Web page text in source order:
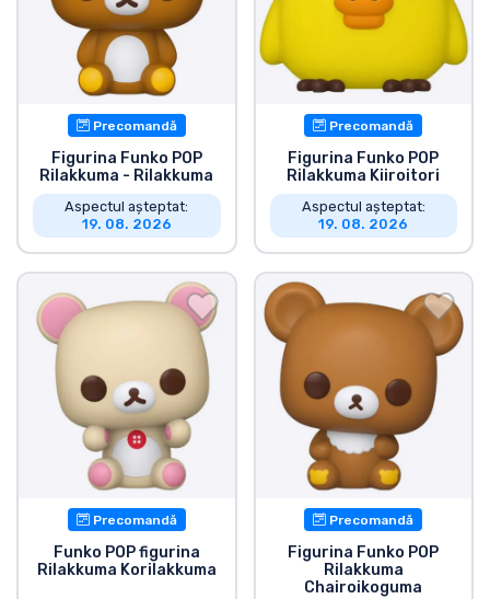
Precomandă
Figurina Funko POP
Rilakkuma - Rilakkuma
Aspectul așteptat:
19. 08. 2026
Precomandă
Figurina Funko POP
Rilakkuma Kiiroitori
Aspectul așteptat:
19. 08. 2026
Precomandă
Funko POP figurina
Rilakkuma Korilakkuma
Precomandă
Figurina Funko POP
Rilakkuma
Chairoikoguma
Mărci